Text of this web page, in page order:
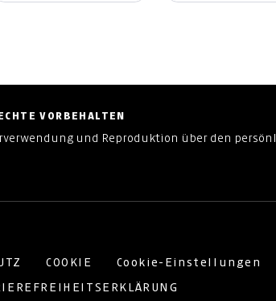
VORBEHALTEN
und Reproduktion über den
COOKIE Cookie-Einstellungen